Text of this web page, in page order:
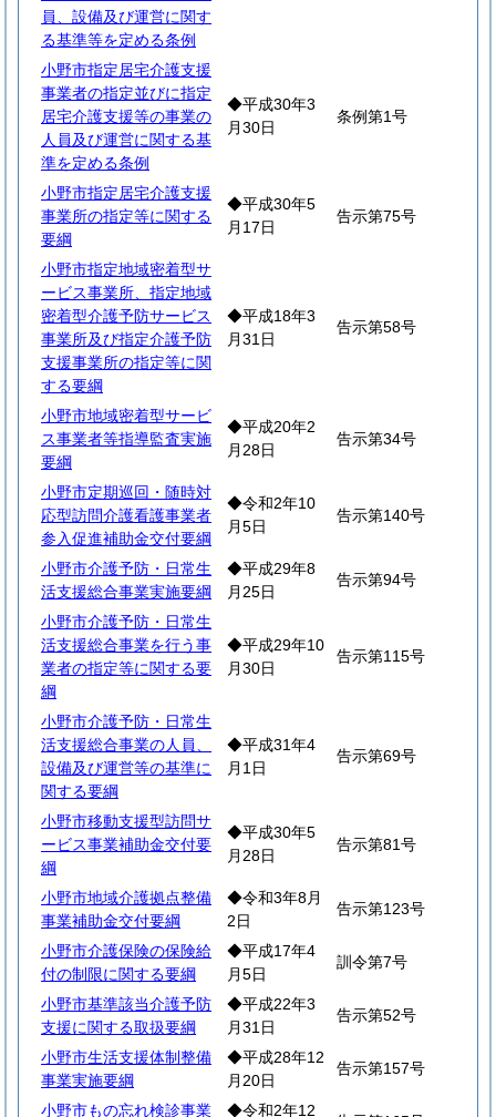
員、設備及び運営に関す
る基準等を定める条例
小野市指定居宅介護支援
事業者の指定並びに指定
居宅介護支援等の事業の
人員及び運営に関する基
準を定める条例
◆平成30年3
月30日
条例第1号
小野市指定居宅介護支援
事業所の指定等に関する
要綱
◆平成30年5
月17日
告示第75号
小野市指定地域密着型サ
ービス事業所、指定地域
密着型介護予防サービス
事業所及び指定介護予防
支援事業所の指定等に関
する要綱
◆平成18年3
月31日
告示第58号
小野市地域密着型サービ
ス事業者等指導監査実施
要綱
◆平成20年2
月28日
告示第34号
小野市定期巡回・随時対
応型訪問介護看護事業者
参入促進補助金交付要綱
◆令和2年10
月5日
告示第140号
小野市介護予防・日常生
活支援総合事業実施要綱
◆平成29年8
月25日
告示第94号
小野市介護予防・日常生
活支援総合事業を行う事
業者の指定等に関する要
綱
◆平成29年10
月30日
告示第115号
小野市介護予防・日常生
活支援総合事業の人員、
設備及び運営等の基準に
関する要綱
◆平成31年4
月1日
告示第69号
小野市移動支援型訪問サ
ービス事業補助金交付要
綱
◆平成30年5
月28日
告示第81号
小野市地域介護拠点整備
事業補助金交付要綱
◆令和3年8月
2日
告示第123号
小野市介護保険の保険給
付の制限に関する要綱
◆平成17年4
月5日
訓令第7号
小野市基準該当介護予防
支援に関する取扱要綱
◆平成22年3
月31日
告示第52号
小野市生活支援体制整備
事業実施要綱
◆平成28年12
月20日
告示第157号
小野市もの忘れ検診事業 ◆令和2年12